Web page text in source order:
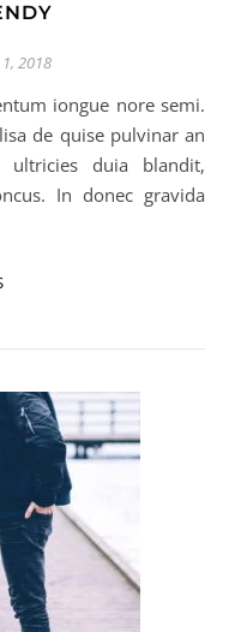
2018
de quise pulvinar an
duia blandit,
In donec gravida